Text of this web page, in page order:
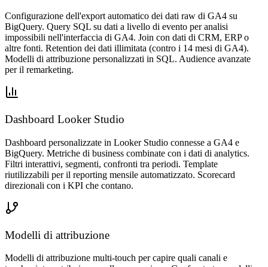
Configurazione dell'export automatico dei dati raw di GA4 su
BigQuery. Query SQL su dati a livello di evento per analisi
impossibili nell'interfaccia di GA4. Join con dati di CRM, ERP o
altre fonti. Retention dei dati illimitata (contro i 14 mesi di GA4).
Modelli di attribuzione personalizzati in SQL. Audience avanzate
per il remarketing.
Dashboard Looker Studio
Dashboard personalizzate in Looker Studio connesse a GA4 e
BigQuery. Metriche di business combinate con i dati di analytics.
Filtri interattivi, segmenti, confronti tra periodi. Template
riutilizzabili per il reporting mensile automatizzato. Scorecard
direzionali con i KPI che contano.
Modelli di attribuzione
Modelli di attribuzione multi-touch per capire quali canali e